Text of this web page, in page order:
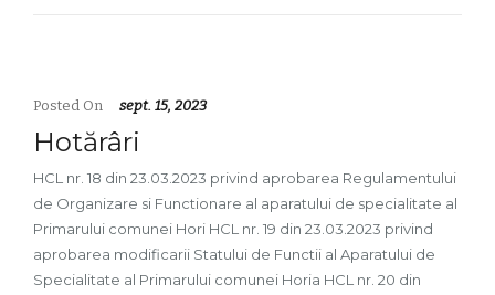
Posted On sept. 15, 2023
Hotărâri
HCL nr. 18 din 23.03.2023 privind aprobarea Regulamentului
de Organizare si Functionare al aparatului de specialitate al
Primarului comunei Hori HCL nr. 19 din 23.03.2023 privind
aprobarea modificarii Statului de Functii al Aparatului de
Specialitate al Primarului comunei Horia HCL nr. 20 din